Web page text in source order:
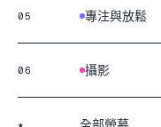
05 專注與放鬆
06 攝影
★ 全部螢幕